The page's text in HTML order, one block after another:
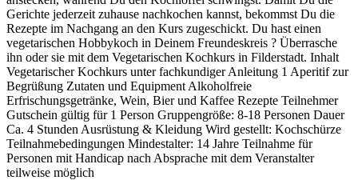
Gerichte jederzeit zuhause nachkochen kannst, bekommst Du die
Rezepte im Nachgang an den Kurs zugeschickt. Du hast einen
vegetarischen Hobbykoch in Deinem Freundeskreis ? Überrasche
ihn oder sie mit dem Vegetarischen Kochkurs in Filderstadt. Inhalt
Vegetarischer Kochkurs unter fachkundiger Anleitung 1 Aperitif zur
Begrüßung Zutaten und Equipment Alkoholfreie
Erfrischungsgetränke, Wein, Bier und Kaffee Rezepte Teilnehmer
Gutschein gültig für 1 Person Gruppengröße: 8-18 Personen Dauer
Ca. 4 Stunden Ausrüstung & Kleidung Wird gestellt: Kochschürze
Teilnahmebedingungen Mindestalter: 14 Jahre Teilnahme für
Personen mit Handicap nach Absprache mit dem Veranstalter
teilweise möglich